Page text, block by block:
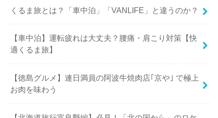
くるま旅とは？「車中泊」「VANLIFE」と違うのか？
【車中泊】運転疲れは大丈夫？腰痛・肩こり対策【快
適くるま旅】
【徳島グルメ】連日満員の阿波牛焼肉店｢京や｣ で極上
お肉を味わう